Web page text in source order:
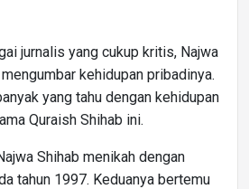
jurnalis yang cukup kritis, Najwa
kehidupan pribadinya.
yang tahu dengan kehidupan
Quraish Shihab ini.
Shihab menikah dengan
tahun 1997. Keduanya bertemu